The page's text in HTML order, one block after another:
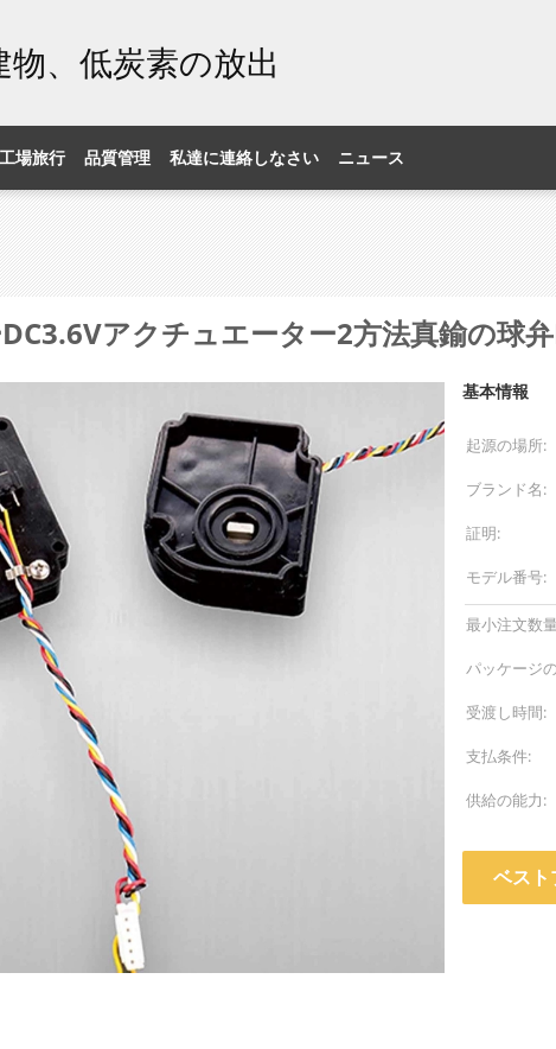
物、低炭素の放出
工場旅行 品質管理 私達に連絡しなさい ニュース
アクチュエーター2方法真鍮の球
基本情報
起源の場所:
ブランド名:
証明:
モデル番号:
最小注文数
パッケージ
受渡し時間:
支払条件:
供給の能力:
ベスト